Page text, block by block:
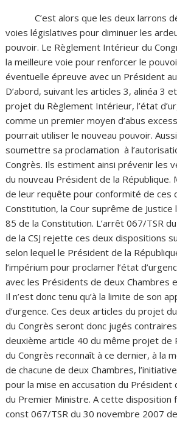
C’est alors que les deux larrons
voies législatives pour diminuer les
pouvoir. Le Règlement Intérieur du
la meilleure voie pour renforcer le
éventuelle épreuve avec un Président
D’abord, suivant les articles 3, alinéa 3
projet du Règlement Intérieur, l’état
comme un premier moyen d’abus
pourrait utiliser le nouveau pouvoir.
soumettre sa proclamation à
Congrès. Ils estiment ainsi prévenir les
du nouveau Président de la République.
de leur requête pour conformité de ces
Constitution, la Cour suprême de Justice
85 de la Constitution. L’arrêt 067/TSR
de la CSJ rejette ces deux dispositions
selon lequel le Président de la
l’impérium pour proclamer l’état
avec les Présidents de deux Chambres
Il n’est donc tenu qu’à la limite de son
d’urgence. Ces deux articles du projet
du Congrès seront donc jugés
deuxième article 40 du même projet de
du Congrès reconnaît à ce dernier, à la
de chacune de deux Chambres,
pour la mise en accusation du Président
du Premier Ministre. A cette disposition
const 067/TSR du 30 novembre 2007